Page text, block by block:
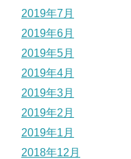
2019年7月
2019年6月
2019年5月
2019年4月
2019年3月
2019年2月
2019年1月
2018年12月